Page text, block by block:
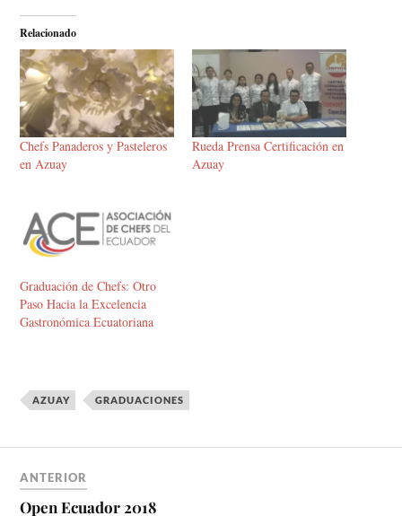
Relacionado
Chefs Panaderos y Pasteleros
en Azuay
Rueda Prensa Certificación en
Azuay
Graduación de Chefs: Otro
Paso Hacia la Excelencia
Gastronómica Ecuatoriana
AZUAY GRADUACIONES
ANTERIOR
Open Ecuador 2018